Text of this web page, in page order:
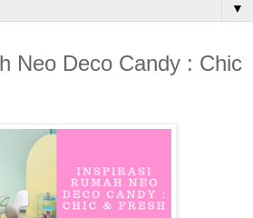
▼
Neo Deco Candy : Chic